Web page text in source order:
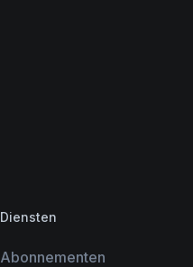
Diensten
Abonnementen